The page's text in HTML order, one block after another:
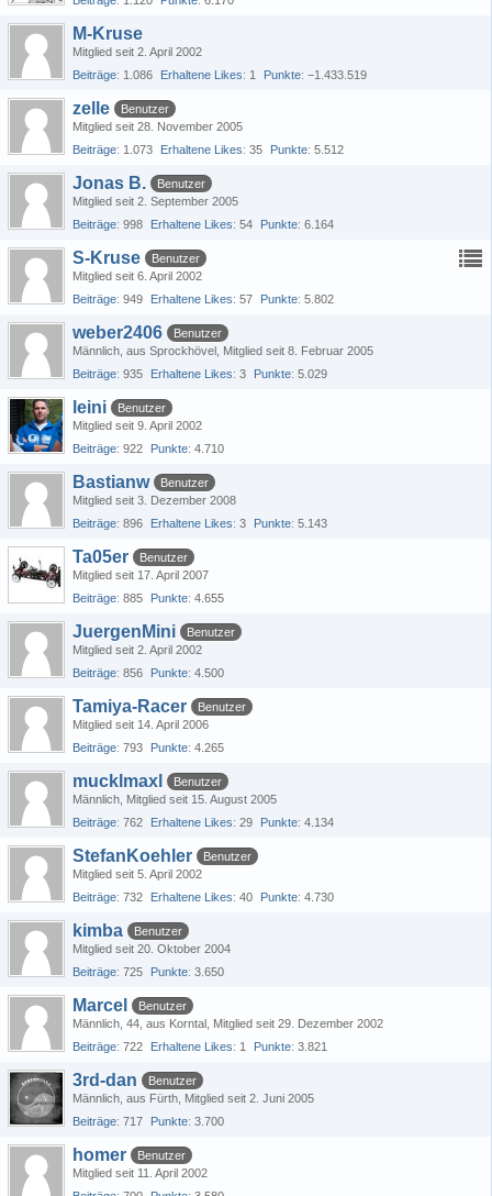
M-Kruse
Mitglied seit 2. April 2002
Beiträge 1.086 Erhaltene Likes 1 Punkte −1.433.519
zelle
Benutzer
Mitglied seit 28. November 2005
Beiträge 1.073 Erhaltene Likes 35 Punkte 5.512
Jonas B.
Benutzer
Mitglied seit 2. September 2005
Beiträge 998 Erhaltene Likes 54 Punkte 6.164
S-Kruse
Benutzer
Mitglied seit 6. April 2002
Beiträge 949 Erhaltene Likes 57 Punkte 5.802
weber2406
Benutzer
Männlich aus Sprockhövel Mitglied seit 8. Februar 2005
Beiträge 935 Erhaltene Likes 3 Punkte 5.029
leini
Benutzer
Mitglied seit 9. April 2002
Beiträge 922 Punkte 4.710
Bastianw
Benutzer
Mitglied seit 3. Dezember 2008
Beiträge 896 Erhaltene Likes 3 Punkte 5.143
Ta05er
Benutzer
Mitglied seit 17. April 2007
Beiträge 885 Punkte 4.655
JuergenMini
Benutzer
Mitglied seit 2. April 2002
Beiträge 856 Punkte 4.500
Tamiya-Racer
Benutzer
Mitglied seit 14. April 2006
Beiträge 793 Punkte 4.265
mucklmaxl
Benutzer
Männlich Mitglied seit 15. August 2005
Beiträge 762 Erhaltene Likes 29 Punkte 4.134
StefanKoehler
Benutzer
Mitglied seit 5. April 2002
Beiträge 732 Erhaltene Likes 40 Punkte 4.730
kimba
Benutzer
Mitglied seit 20. Oktober 2004
Beiträge 725 Punkte 3.650
Marcel
Benutzer
Männlich 44 aus Korntal Mitglied seit 29. Dezember 2002
Beiträge 722 Erhaltene Likes 1 Punkte 3.821
3rd-dan
Benutzer
Männlich aus Fürth Mitglied seit 2. Juni 2005
Beiträge 717 Punkte 3.700
homer
Benutzer
Mitglied seit 11. April 2002